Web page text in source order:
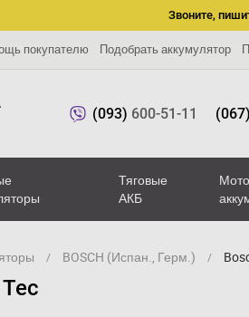
Звоните,
покупателю Подобрать аккумулятор
(093) 600-51-11 (067)
Тяговые
АКБ
Мото
BOSCH (Испан., Герм.)